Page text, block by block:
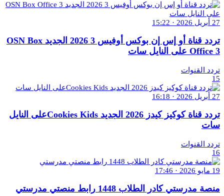
27 أبريل 2026 · 15:22
تردد قناة أو إس إن بوكس أوفيس 3 2026 الجديد OSN Box
Office 3 على النايل سات
تردد القنوات
15
27 أبريل 2026 · 16:18
تردد قناة كوكيز كيدز 2026 الجديد Cookies Kidsعلى النايل
سات
تردد القنوات
16
19 مايو 2026 · 17:46
منصة مدرستي كادر الطلاب 1448 رابط منصتي مدرستي